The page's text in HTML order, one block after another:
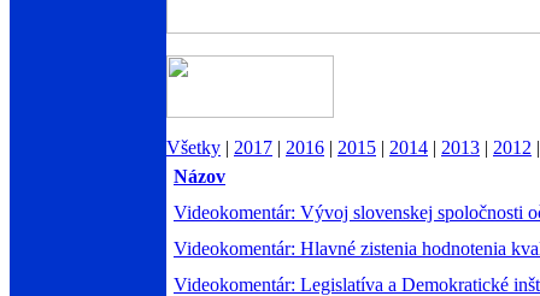
Všetky | 2017 | 2016 | 2015 | 2014 | 2013 | 2012
Názov
Videokomentár: Vývoj slovenskej spoločnosti
Videokomentár: Hlavné zistenia hodnotenia
Videokomentár: Legislatíva a Demokratické